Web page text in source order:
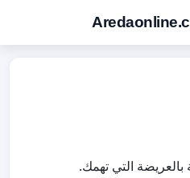
التي تهمك.